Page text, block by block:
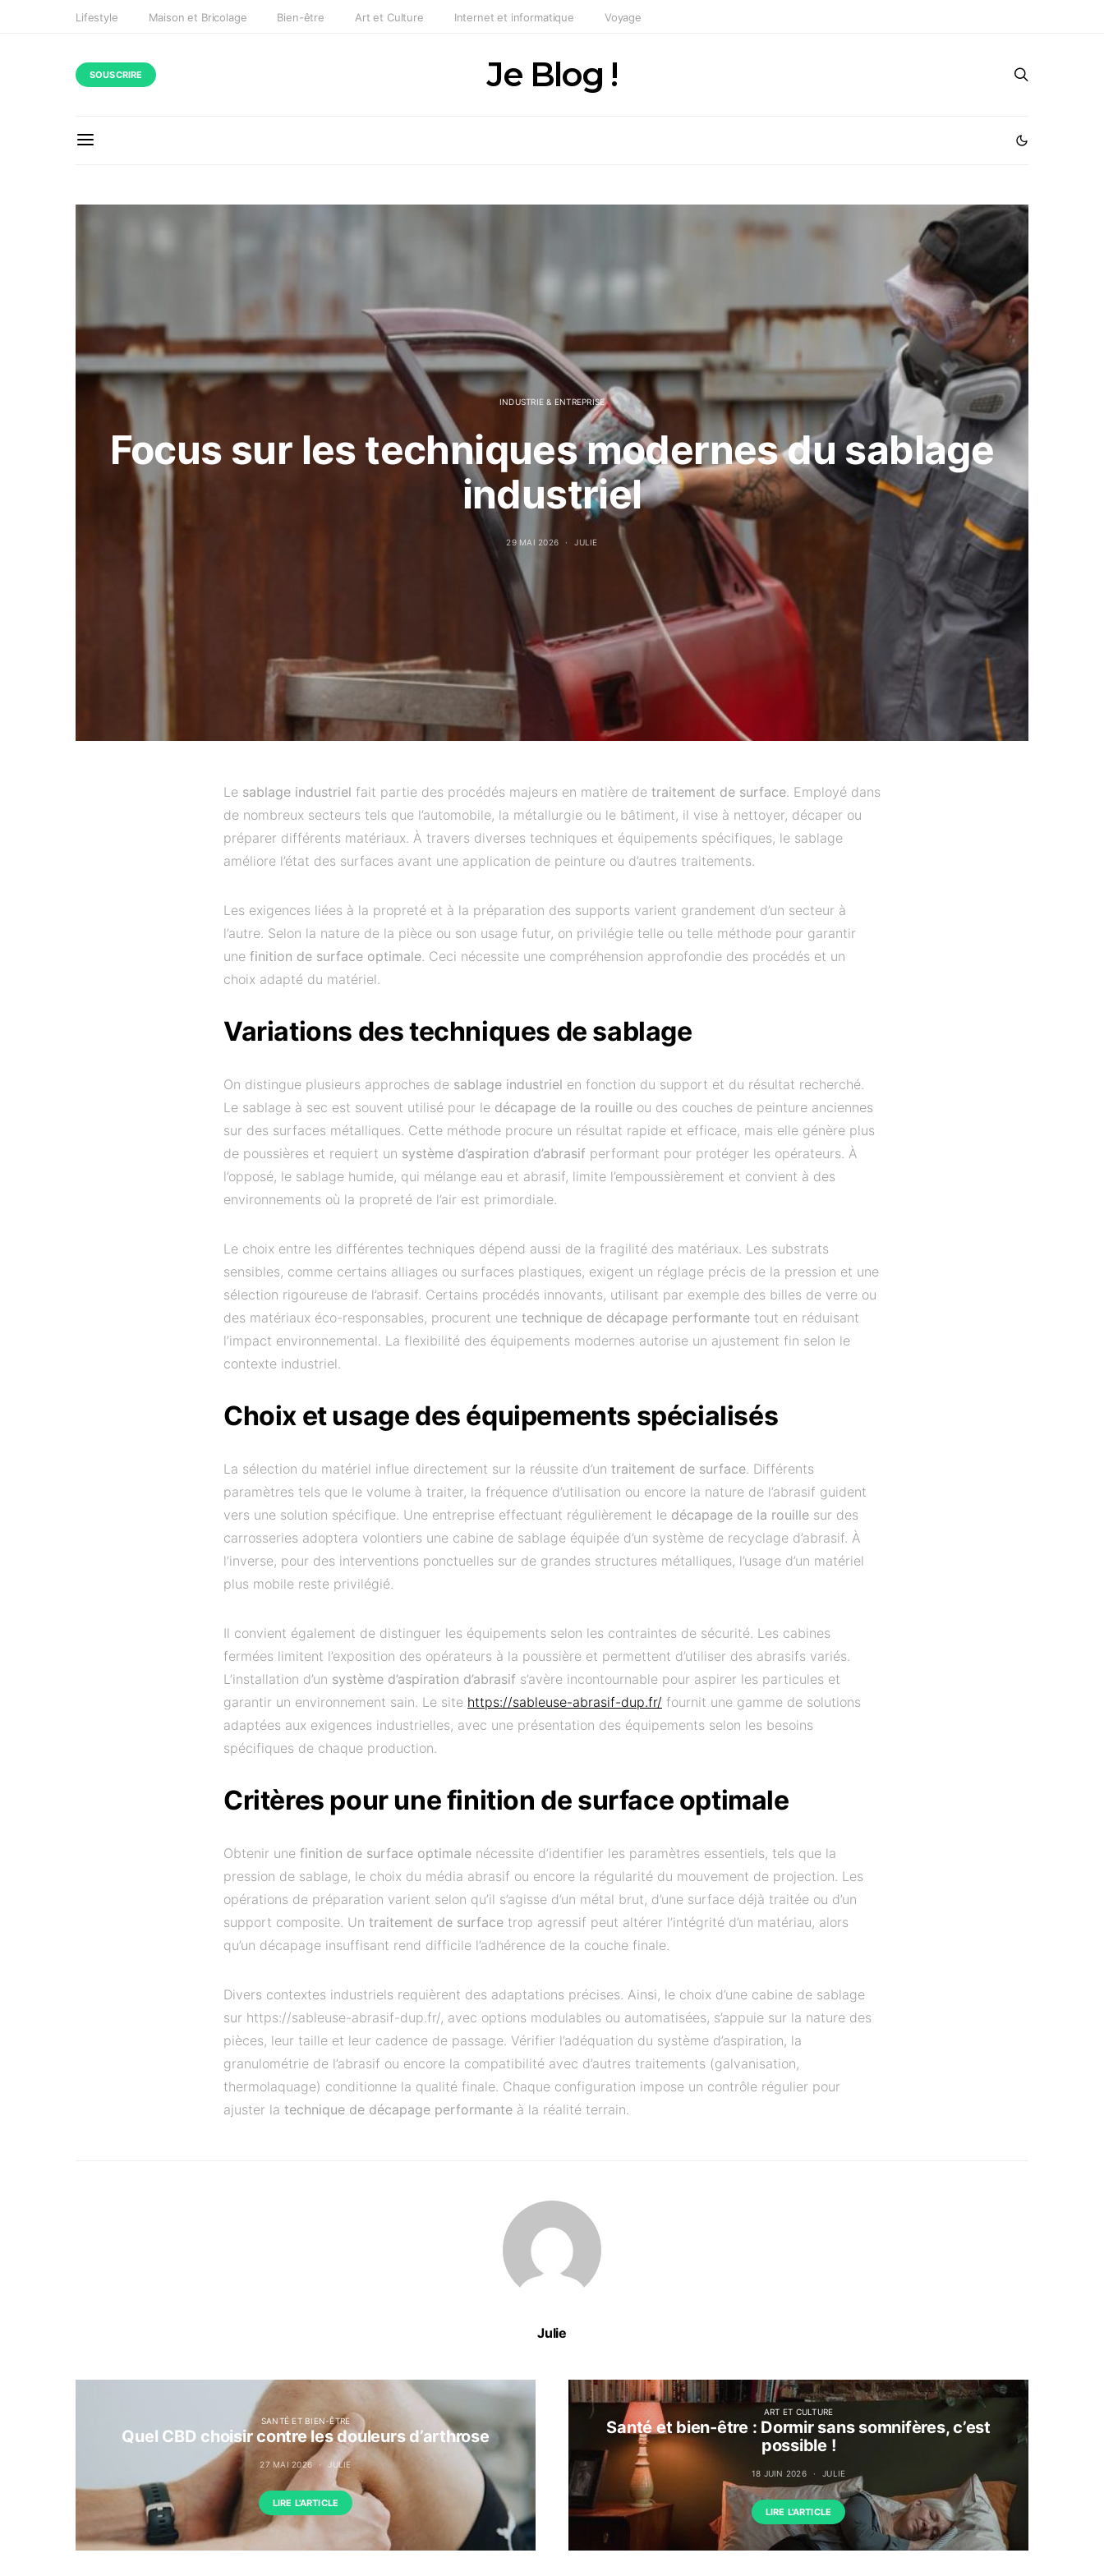
Lifestyle Maison et Bricolage Bien-être Art et Culture Internet et informatique Voyage
SOUSCRIRE Je Blog !
INDUSTRIE & ENTREPRISE
Focus sur les techniques modernes du sablage
industriel
29 MAI 2026 JULIE
Le sablage industriel fait partie des procédés majeurs en matière de traitement de surface. Employé dans
de nombreux secteurs tels que l’automobile, la métallurgie ou le bâtiment, il vise à nettoyer, décaper ou
préparer différents matériaux. À travers diverses techniques et équipements spécifiques, le sablage
améliore l’état des surfaces avant une application de peinture ou d’autres traitements.
Les exigences liées à la propreté et à la préparation des supports varient grandement d’un secteur à
l’autre. Selon la nature de la pièce ou son usage futur, on privilégie telle ou telle méthode pour garantir
une finition de surface optimale. Ceci nécessite une compréhension approfondie des procédés et un
choix adapté du matériel.
Variations des techniques de sablage
On distingue plusieurs approches de sablage industriel en fonction du support et du résultat recherché.
Le sablage à sec est souvent utilisé pour le décapage de la rouille ou des couches de peinture anciennes
sur des surfaces métalliques. Cette méthode procure un résultat rapide et efficace, mais elle génère plus
de poussières et requiert un système d’aspiration d’abrasif performant pour protéger les opérateurs. À
l’opposé, le sablage humide, qui mélange eau et abrasif, limite l’empoussièrement et convient à des
environnements où la propreté de l’air est primordiale.
Le choix entre les différentes techniques dépend aussi de la fragilité des matériaux. Les substrats
sensibles, comme certains alliages ou surfaces plastiques, exigent un réglage précis de la pression et une
sélection rigoureuse de l’abrasif. Certains procédés innovants, utilisant par exemple des billes de verre ou
des matériaux éco-responsables, procurent une technique de décapage performante tout en réduisant
l’impact environnemental. La flexibilité des équipements modernes autorise un ajustement fin selon le
contexte industriel.
Choix et usage des équipements spécialisés
La sélection du matériel influe directement sur la réussite d’un traitement de surface. Différents
paramètres tels que le volume à traiter, la fréquence d’utilisation ou encore la nature de l’abrasif guident
vers une solution spécifique. Une entreprise effectuant régulièrement le décapage de la rouille sur des
carrosseries adoptera volontiers une cabine de sablage équipée d’un système de recyclage d’abrasif. À
l’inverse, pour des interventions ponctuelles sur de grandes structures métalliques, l’usage d’un matériel
plus mobile reste privilégié.
Il convient également de distinguer les équipements selon les contraintes de sécurité. Les cabines
fermées limitent l’exposition des opérateurs à la poussière et permettent d’utiliser des abrasifs variés.
L’installation d’un système d’aspiration d’abrasif s’avère incontournable pour aspirer les particules et
garantir un environnement sain. Le site https://sableuse-abrasif-dup.fr/ fournit une gamme de solutions
adaptées aux exigences industrielles, avec une présentation des équipements selon les besoins
spécifiques de chaque production.
Critères pour une finition de surface optimale
Obtenir une finition de surface optimale nécessite d’identifier les paramètres essentiels, tels que la
pression de sablage, le choix du média abrasif ou encore la régularité du mouvement de projection. Les
opérations de préparation varient selon qu’il s’agisse d’un métal brut, d’une surface déjà traitée ou d’un
support composite. Un traitement de surface trop agressif peut altérer l’intégrité d’un matériau, alors
qu’un décapage insuffisant rend difficile l’adhérence de la couche finale.
Divers contextes industriels requièrent des adaptations précises. Ainsi, le choix d’une cabine de sablage
sur https://sableuse-abrasif-dup.fr/, avec options modulables ou automatisées, s’appuie sur la nature des
pièces, leur taille et leur cadence de passage. Vérifier l’adéquation du système d’aspiration, la
granulométrie de l’abrasif ou encore la compatibilité avec d’autres traitements (galvanisation,
thermolaquage) conditionne la qualité finale. Chaque configuration impose un contrôle régulier pour
ajuster la technique de décapage performante à la réalité terrain.
Julie
SANTÉ ET BIEN-ÊTRE
Quel CBD choisir contre les douleurs d’arthrose
27 MAI 2026 JULIE
LIRE L'ARTICLE
ART ET CULTURE
Santé et bien-être : Dormir sans somnifères, c’est
possible !
18 JUIN 2026 JULIE
LIRE L'ARTICLE